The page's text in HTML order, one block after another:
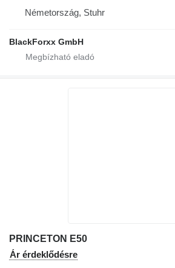
Németország, Stuhr
BlackForxx GmbH
PRINCETON E50
Ár érdeklődésre